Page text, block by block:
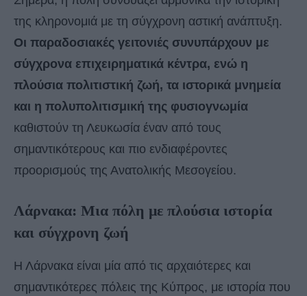
της κληρονομιά με τη σύγχρονη αστική ανάπτυξη.
Οι παραδοσιακές γειτονιές συνυπάρχουν με
σύγχρονα επιχειρηματικά κέντρα, ενώ η
πλούσια πολιτιστική ζωή, τα ιστορικά μνημεία
και η πολυπολιτισμική της φυσιογνωμία
καθιστούν τη Λευκωσία έναν από τους
σημαντικότερους και πιο ενδιαφέροντες
προορισμούς της Ανατολικής Μεσογείου.
Λάρνακα: Μια πόλη με πλούσια ιστορία
και σύγχρονη ζωή
Η Λάρνακα είναι μία από τις αρχαιότερες και
σημαντικότερες πόλεις της Κύπρος, με ιστορία που